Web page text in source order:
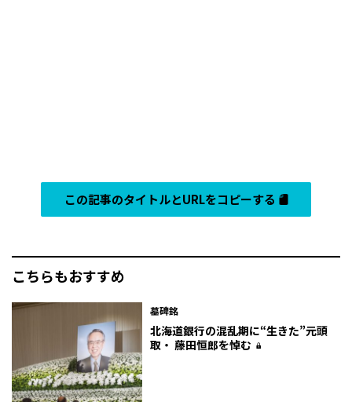
この記事のタイトルとURLをコピーする
こちらもおすすめ
墓碑銘
北海道銀行の混乱期に“生きた”元頭
取・ 藤田恒郎を悼む